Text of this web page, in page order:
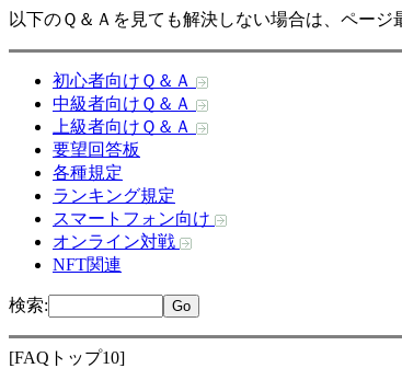
以下のＱ＆Ａを見ても解決しない場合は、ペー
初心者向けＱ＆Ａ
中級者向けＱ＆Ａ
上級者向けＱ＆Ａ
要望回答板
各種規定
ランキング規定
スマートフォン向け
オンライン対戦
NFT関連
検索:
[FAQトップ10]